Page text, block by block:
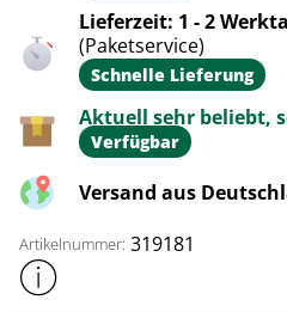
Lieferzeit: 1 - 2
(Paketservice)
Schnelle Lieferung
Aktuell sehr beliebt,
Verfügbar
Versand aus
Artikelnummer: 319181
Weitere Produktinformationen